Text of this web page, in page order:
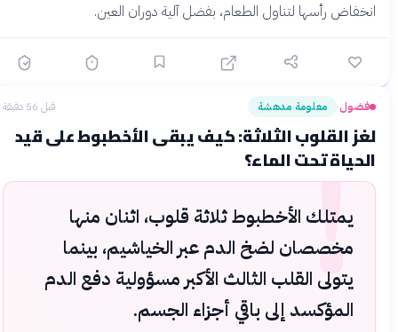
انخفاض رأسها لتناول الطعام، بفضل آلية دوران العين.
فضول› معلومة مدهشة قبل 56 دقيقة
لغز القلوب الثلاثة: كيف يبقى الأخطبوط على قيد
الحياة تحت الماء؟
!
يمتلك الأخطبوط ثلاثة قلوب، اثنان منها
مخصصان لضخ الدم عبر الخياشيم، بينما
يتولى القلب الثالث الأكبر مسؤولية دفع الدم
المؤكسد إلى باقي أجزاء الجسم.